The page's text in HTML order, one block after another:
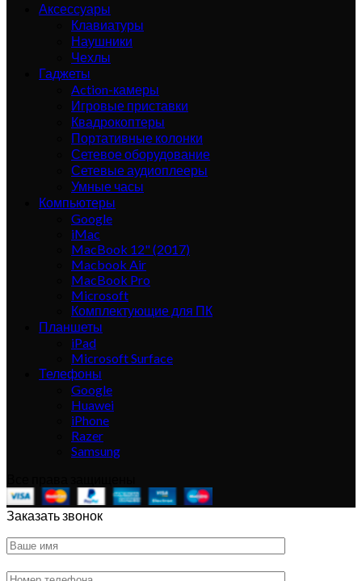
Аксессуары
Клавиатуры
Наушники
Чехлы
Гаджеты
Action-камеры
Игровые приставки
Квадрокоптеры
Портативные колонки
Сетевое оборудование
Сетевые аудиоплееры
Умные часы
Компьютеры
Google
iMac
MacBook 12" (2017)
Macbook Air
MacBook Pro
Microsoft
Комплектующие для ПК
Планшеты
iPad
Microsoft Surface
Телефоны
Google
Huawei
iPhone
Razer
Samsung
Заказать звонок